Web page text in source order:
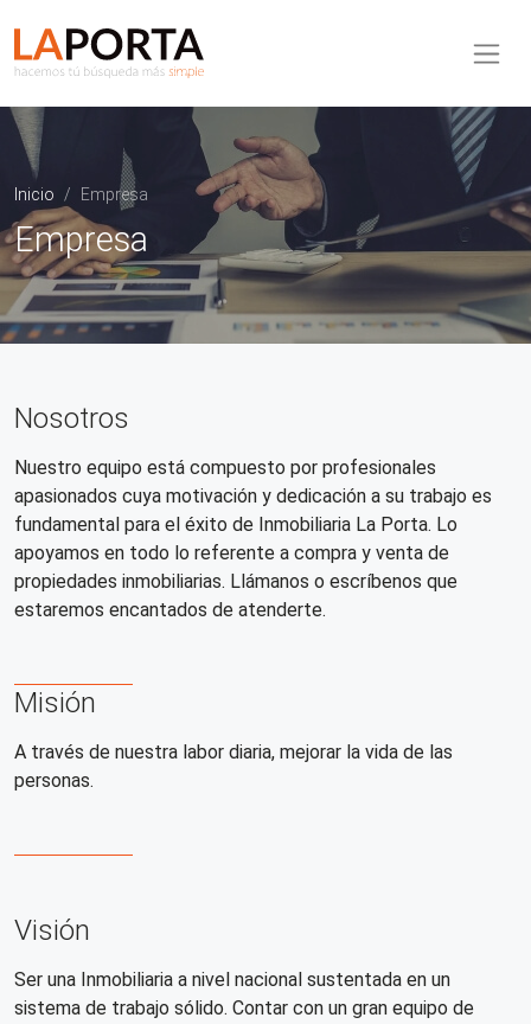
Inicio Empresa
Empresa
Nosotros
Nuestro equipo está compuesto por profesionales
apasionados cuya motivación y dedicación a su trabajo es
fundamental para el éxito de Inmobiliaria La Porta. Lo
apoyamos en todo lo referente a compra y venta de
propiedades inmobiliarias. Llámanos o escríbenos que
estaremos encantados de atenderte.
Misión
A través de nuestra labor diaria, mejorar la vida de las
personas.
Visión
Ser una Inmobiliaria a nivel nacional sustentada en un
sistema de trabajo sólido. Contar con un gran equipo de